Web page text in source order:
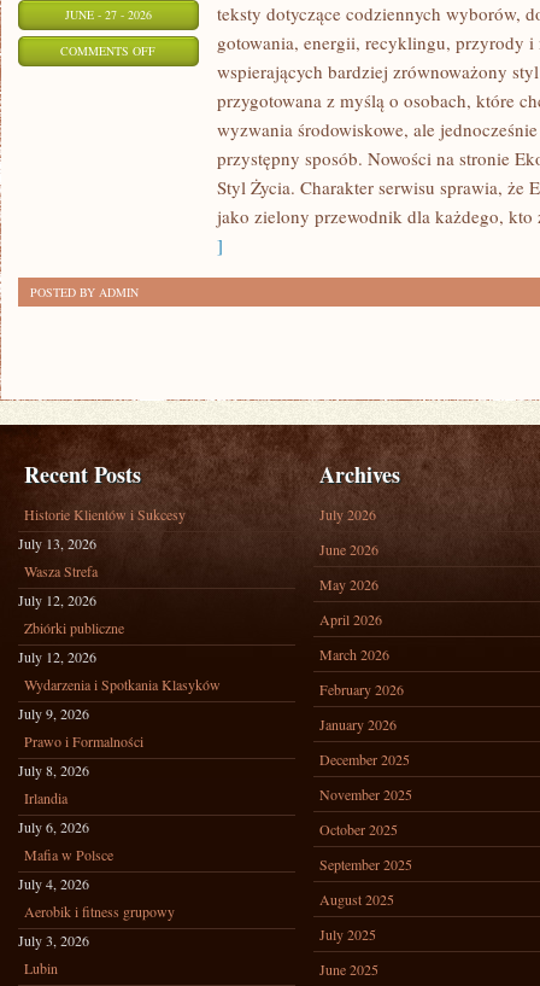
JUNE - 27 - 2026
COMMENTS OFFON
teksty dotyczące codziennych wyborów,
gotowania, energii, recyklingu, przyrody i
wspierających bardziej zrównoważony styl
przygotowana z myślą o osobach, które
wyzwania środowiskowe, ale
przystępny sposób. Nowości na stronie
Styl Życia. Charakter serwisu sprawia, że
jako zielony przewodnik dla każdego, kto
]
POSTED BY ADMIN
Recent Posts
Historie Klientów i Sukcesy
July 13, 2026
Wasza Strefa
July 12, 2026
Zbiórki publiczne
July 12, 2026
Wydarzenia i Spotkania Klasyków
July 9, 2026
Prawo i Formalności
July 8, 2026
Irlandia
July 6, 2026
Mafia w Polsce
July 4, 2026
Aerobik i fitness grupowy
July 3, 2026
Lubin
Archives
July 2026
June 2026
May 2026
April 2026
March 2026
February 2026
January 2026
December 2025
November 2025
October 2025
September 2025
August 2025
July 2025
June 2025